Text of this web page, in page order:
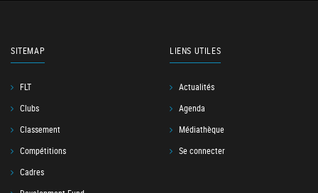
SITEMAP
FLT
Clubs
Classement
Compétitions
Cadres
LIENS UTILES
Actualités
Agenda
Médiathèque
Se connecter